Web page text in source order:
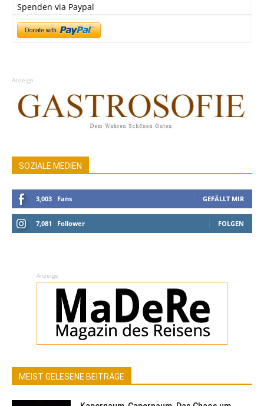
Spenden via Paypal
Anzeige
SOZIALE MEDIEN
3,003 Fans GEFÄLLT MIR
7,081 Follower FOLGEN
Anzeige
MEIST GELESENE BEITRÄGE